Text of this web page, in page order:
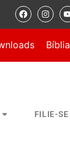
FILIE-SE